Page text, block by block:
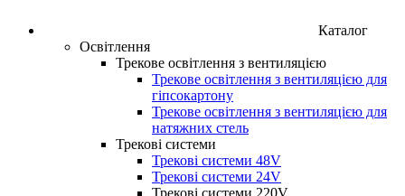
Каталог
Освітлення
Трекове освітлення з вентиляцією
Трекове освітлення з вентиляцією для
гіпсокартону
Трекове освітлення з вентиляцією для
натяжних стель
Трекові системи
Трекові системи 48V
Трекові системи 24V